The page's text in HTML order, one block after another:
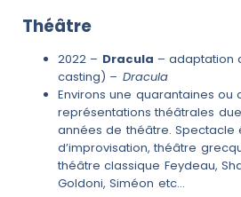
Théâtre
2022 – Dracula – adaptation
casting) – Dracula
Environs une quarantaines ou
représentations théâtrales
années de théâtre. Spectacle
d’improvisation, théâtre
théâtre classique Feydeau,
Goldoni, Siméon etc…